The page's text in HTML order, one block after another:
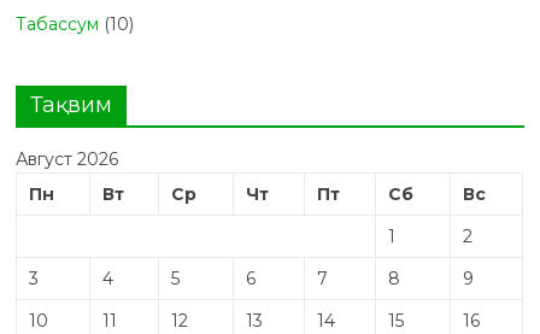
Табасcум (10)
Тақвим
Август 2026
Пн
Вт Ср Чт Пт Сб
Вс
1
2
3
4 5 6 7 8
9
10
11 12 13 14 15
16